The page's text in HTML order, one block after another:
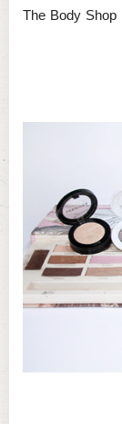
The Body Shop